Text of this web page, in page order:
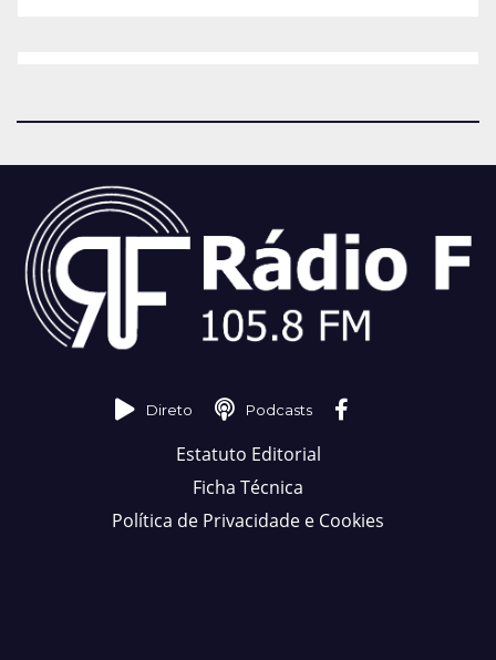
Direto Podcasts
Estatuto Editorial
Ficha Técnica
Política de Privacidade e Cookies